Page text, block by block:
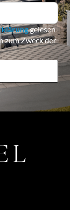
gelesen
zum Zweck der